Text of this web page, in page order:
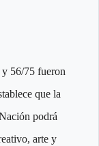
y 56/75 fueron
que la
podrá
arte y